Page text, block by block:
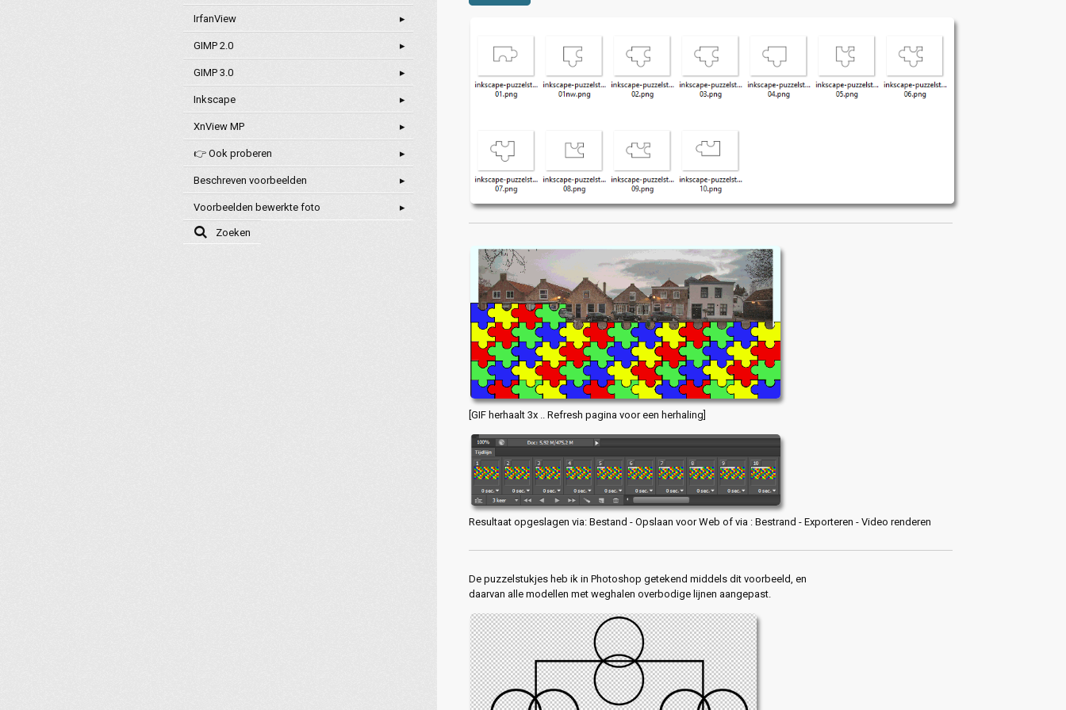
[GIF herhaalt 3x .. Refresh pagina voor een herhaling]
Resultaat opgeslagen via: Bestand - Opslaan voor Web of via : Bestrand - Exporteren - Video renderen
De puzzelstukjes heb ik in Photoshop getekend middels dit voorbeeld, en
daarvan alle modellen met weghalen overbodige lijnen aangepast.
IrfanView
GIMP 2.0
GIMP 3.0
Inkscape
XnView MP
👉 Ook proberen
Beschreven voorbeelden
Voorbeelden bewerkte foto
Zoeken